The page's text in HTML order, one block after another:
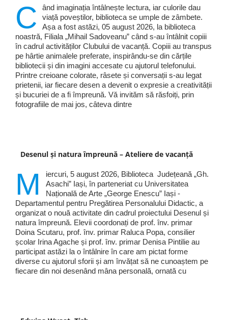
C
ând imaginația întâlnește lectura, iar culorile dau
viață poveștilor, biblioteca se umple de zâmbete.
Așa a fost astăzi, 05 august 2026, la biblioteca
noastră, Filiala „Mihail Sadoveanu” când s-au întâlnit copiii
în cadrul activităților Clubului de vacanță. Copiii au transpus
pe hârtie animalele preferate, inspirându-se din cărțile
bibliotecii și din imagini accesate cu ajutorul telefonului.
Printre creioane colorate, râsete și conversații s-au legat
prietenii, iar fiecare desen a devenit o expresie a creativității
și bucuriei de a fi împreună. Vă invităm să răsfoiți, prin
fotografiile de mai jos, câteva dintre
Desenul și natura împreună – Ateliere de vacanță
M
iercuri, 5 august 2026, Biblioteca Județeană „Gh.
Asachi” Iași, în parteneriat cu Universitatea
Națională de Arte „George Enescu” Iași -
Departamentul pentru Pregătirea Personalului Didactic, a
organizat o nouă activitate din cadrul proiectului Desenul și
natura împreună. Elevii coordonați de prof. înv. primar
Doina Scutaru, prof. înv. primar Raluca Popa, consilier
școlar Irina Agache și prof. înv. primar Denisa Pintilie au
participat astăzi la o întâlnire în care am pictat forme
diverse cu ajutorul sforii și am învățat să ne cunoaștem pe
fiecare din noi desenând mâna personală, ornată cu